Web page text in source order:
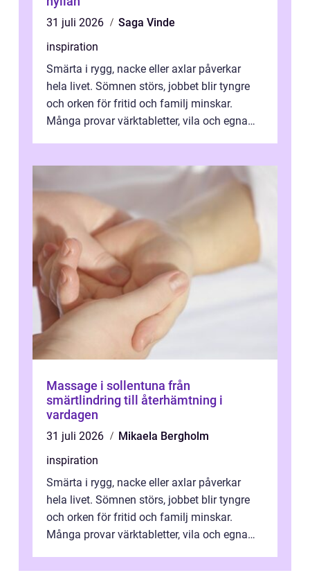
31 juli 2026
Saga Vinde
inspiration
Smärta i rygg, nacke eller axlar påverkar
hela livet. Sömnen störs, jobbet blir tyngre
och orken för fritid och familj minskar.
Många provar värktabletter, vila och egna
Massage i sollentuna från
smärtlindring till återhämtning i
vardagen
31 juli 2026
Mikaela Bergholm
inspiration
Smärta i rygg, nacke eller axlar påverkar
hela livet. Sömnen störs, jobbet blir tyngre
och orken för fritid och familj minskar.
Många provar värktabletter, vila och egna